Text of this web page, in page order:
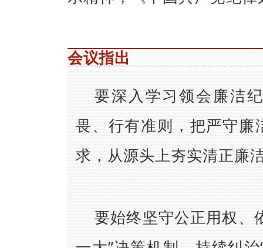
会议指出
要深入学习领会廉洁
畏、行有准则，把严守
求，从源头上夯实清正廉
要始终坚守公正用权、